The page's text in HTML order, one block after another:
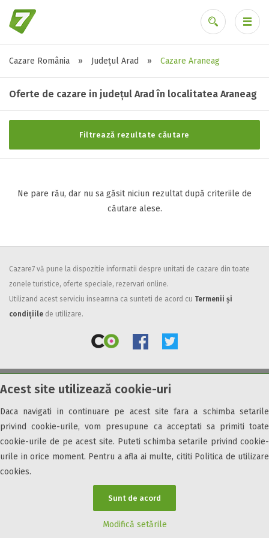
Acest site utilizează cookie-uri
Daca navigati in continuare pe acest site fara a schimba setarile
privind cookie-urile, vom presupune ca acceptati sa primiti toate
cookie-urile de pe acest site. Puteti schimba setarile privind cookie-
urile in orice moment. Pentru a afla ai multe, cititi Politica de utilizare
cookies.
Sunt de acord
Modifică setările
Cazare România » Județul Arad » Cazare Araneag
Oferte de cazare in județul Arad în localitatea Araneag
Filtrează rezultate căutare
Stele / margarete
Neclasificat
2 stele / margarete
3 stele / margarete
Facilități
Internet wireless
All inclusive
Pensiune completa
Demipensiune
Mic dejun
Accepta animale
Accepta voucher vacanta
Acces persoane cu dizabilități
Ne pare rău, dar nu sa găsit niciun rezultat după criteriile de
căutare alese.
Cazare7 vă pune la dispozitie informatii despre unitati de cazare din toate
zonele turistice, oferte speciale, rezervari online.
Utilizand acest serviciu inseamna ca sunteti de acord cu Termenii și
condițiile de utilizare.
© 2026 Cazare7. Toate drepturile rezervate.
Obiective turistice Informații utile Parteneri Cazare7 Harta Cazare7